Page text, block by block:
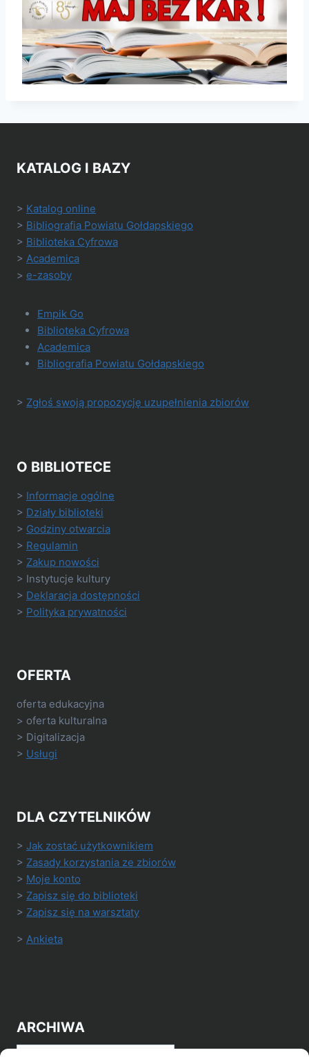
KATALOG I BAZY
> Katalog online
> Bibliografia Powiatu Gołdapskiego
> Biblioteka Cyfrowa
> Academica
> e-zasoby
Empik Go
Biblioteka Cyfrowa
Academica
Bibliografia Powiatu Gołdapskiego
> Zgłoś swoją propozycję uzupełnienia zbiorów
O BIBLIOTECE
> Informacje ogólne
> Działy biblioteki
> Godziny otwarcia
> Regulamin
> Zakup nowości
> Instytucje kultury
> Deklaracja dostępności
> Polityka prywatności
OFERTA
oferta edukacyjna
> oferta kulturalna
> Digitalizacja
> Usługi
DLA CZYTELNIKÓW
> Jak zostać użytkownikiem
> Zasady korzystania ze zbiorów
> Moje konto
> Zapisz się do biblioteki
> Zapisz się na warsztaty
> Ankieta
ARCHIWA
Archiwa